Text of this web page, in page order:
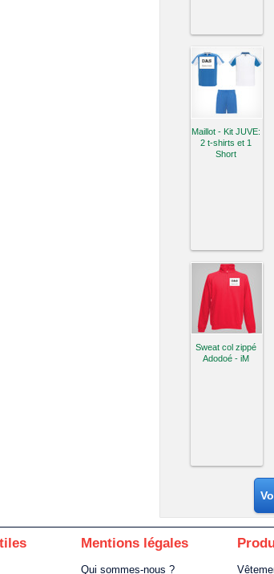
Maillot - Kit JUVE:
2 t-shirts et 1
Short
Sweat col zippé
Adodoé - iM
Mentions légales
Qui sommes-nous ?